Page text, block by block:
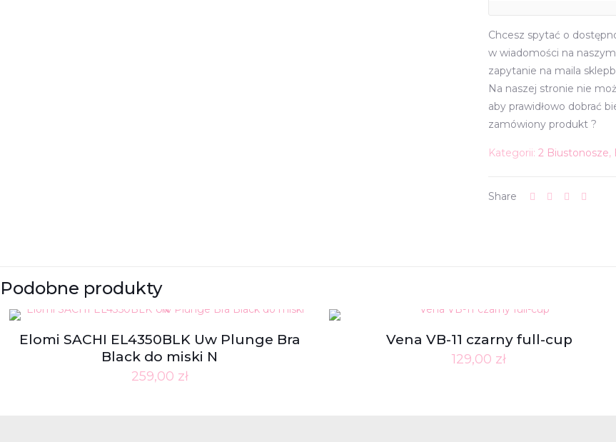
Chcesz spytać o
w wiadomości na
zapytanie na maila
Na naszej stronie nie
aby prawidłowo dobrać
zamówiony produkt ?
Kategorii: 2 Biustonosze,
Share
Podobne produkty
Elomi SACHI EL4350BLK Uw Plunge Bra
Black do miski N
259,00 zł
Vena VB-11 czarny full-cup
129,00 zł